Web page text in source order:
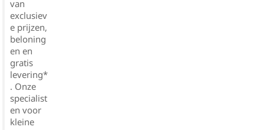
van
exclusiev
e prijzen,
beloning
en en
gratis
levering*
. Onze
specialist
en voor
kleine